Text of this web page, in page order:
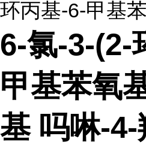
环丙基-6-甲基
6-氯-3-(2-
甲基苯氧
基 吗啉-